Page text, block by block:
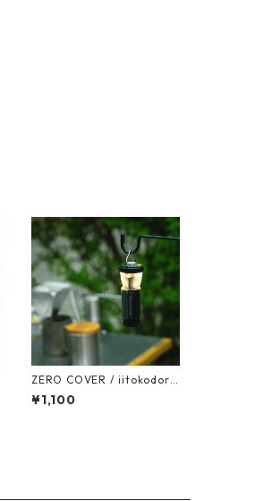
ZERO COVER / iitokodori
（イイトコドリ）
¥1,100